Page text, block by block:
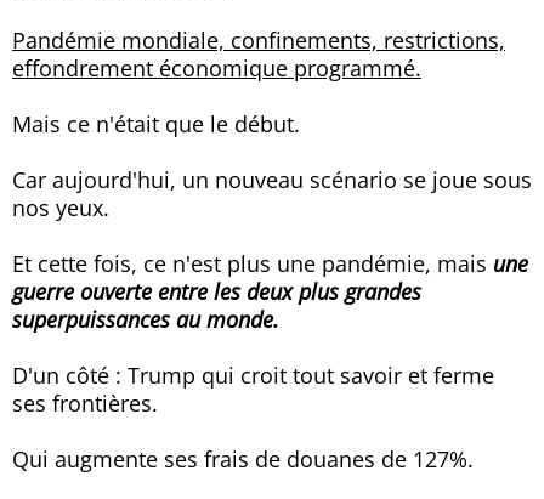
Pandémie mondiale, confinements, restrictions,
effondrement économique programmé.
Mais ce n'était que le début.
Car aujourd'hui, un nouveau scénario se joue sous
nos yeux.
Et cette fois, ce n'est plus une pandémie, mais une
guerre ouverte entre les deux plus grandes
superpuissances au monde.
D'un côté : Trump qui croit tout savoir et ferme
ses frontières.
Qui augmente ses frais de douanes de 127%.